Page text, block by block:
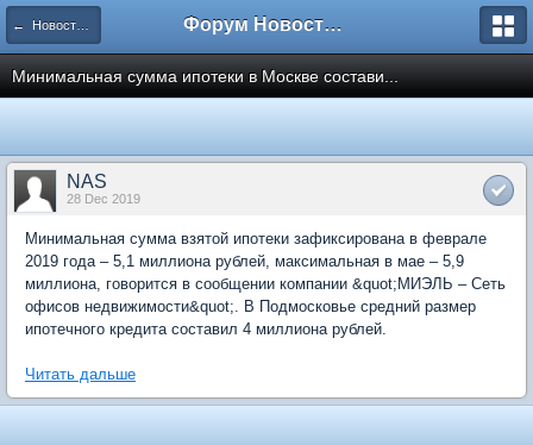
← Новости рынка недвижимости Форум Новостройки
Минимальная сумма ипотеки в Москве состави...
NAS
28 Dec 2019
Минимальная сумма взятой ипотеки зафиксирована в феврале
2019 года – 5,1 миллиона рублей, максимальная в мае – 5,9
миллиона, говорится в сообщении компании &quot;МИЭЛЬ – Сеть
офисов недвижимости&quot;. В Подмосковье средний размер
ипотечного кредита составил 4 миллиона рублей.
Читать дальше